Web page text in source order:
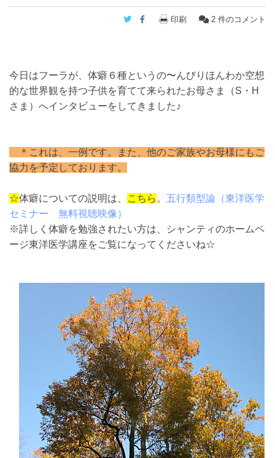
Twitter
Facebook
印刷 2 件のコメント
今日はフーラが、体癖６種というの〜んびりほんわか空想
的な世界観を持つ子供を育てて来られたお母さま（S・H
さま）へインタビューをしてきました♪
＊これは、一例です。また、他のご家族やお母様にもご
協力を予定しております。
☆体癖についての説明は、 こちら 。 五行類型論（東洋医学
セミナー 無料視聴映像）
※詳しく体癖を勉強されたい方は、シャンティのホームペ
ージ東洋医学講座をご覧になってくださいね☆